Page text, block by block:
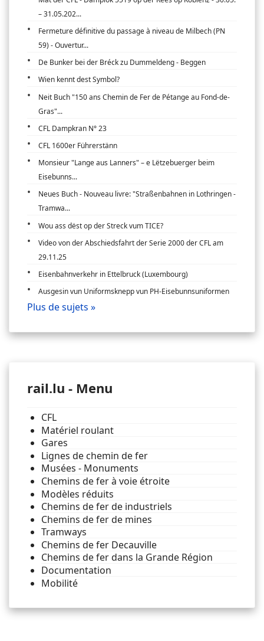
– 31.05.202...
Fermeture définitive du passage à niveau de Milbech (PN
59) - Ouvertur...
De Bunker bei der Bréck zu Dummeldeng - Beggen
Wien kennt dest Symbol?
Neit Buch "150 ans Chemin de Fer de Pétange au Fond-de-
Gras"...
CFL Dampkran N° 23
CFL 1600er Führerstänn
Monsieur "Lange aus Lanners" – e Lëtzebuerger beim
Eisebunns...
Neues Buch - Nouveau livre: "Straßenbahnen in Lothringen -
Tramwa...
Wou ass dëst op der Streck vum TICE?
Video von der Abschiedsfahrt der Serie 2000 der CFL am
29.11.25
Eisenbahnverkehr in Ettelbruck (Luxembourg)
Ausgesin vun Uniformsknepp vun PH-Eisebunnsuniformen
Plus de sujets »
rail.lu - Menu
CFL
Matériel roulant
Gares
Lignes de chemin de fer
Musées - Monuments
Chemins de fer à voie étroite
Modèles réduits
Chemins de fer de industriels
Chemins de fer de mines
Tramways
Chemins de fer Decauville
Chemins de fer dans la Grande Région
Documentation
Mobilité